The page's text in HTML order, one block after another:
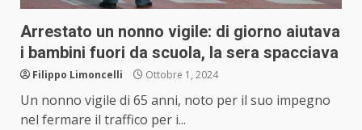
Arrestato un nonno vigile: di giorno aiutava
i bambini fuori da scuola, la sera spacciava
Filippo Limoncelli Ottobre 1, 2024
Un nonno vigile di 65 anni, noto per il suo impegno
nel fermare il traffico per i...